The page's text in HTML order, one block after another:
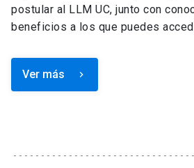
postular al LLM UC, junto con
beneficios a los que puedes
Ver más keyboard_arrow_right